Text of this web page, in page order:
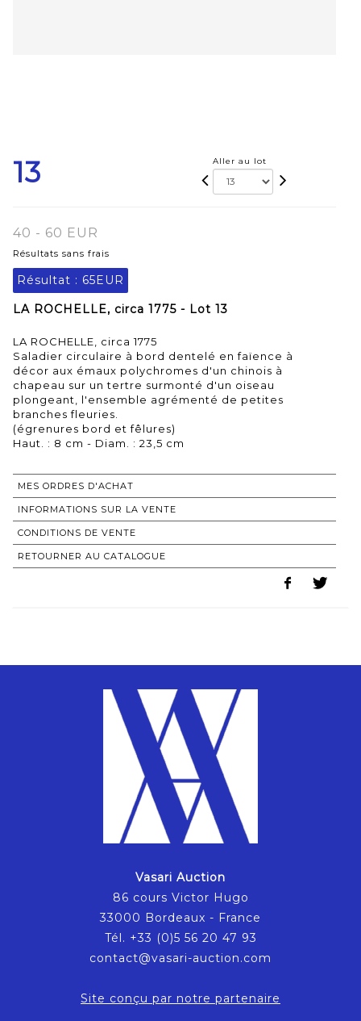
13 Aller au lot
40 - 60 EUR
Résultats sans frais
Résultat : 65EUR
LA ROCHELLE, circa 1775 - Lot 13
LA ROCHELLE, circa 1775
Saladier circulaire à bord dentelé en faïence à
décor aux émaux polychromes d'un chinois à
chapeau sur un tertre surmonté d'un oiseau
plongeant, l'ensemble agrémenté de petites
branches fleuries.
(égrenures bord et fêlures)
MES ORDRES D'ACHAT
INFORMATIONS SUR LA VENTE
CONDITIONS DE VENTE
RETOURNER AU CATALOGUE
Vasari Auction
86 cours Victor Hugo
33000 Bordeaux - France
Tél. +33 (0)5 56 20 47 93
contact@vasari-auction.com
Site conçu par notre partenaire